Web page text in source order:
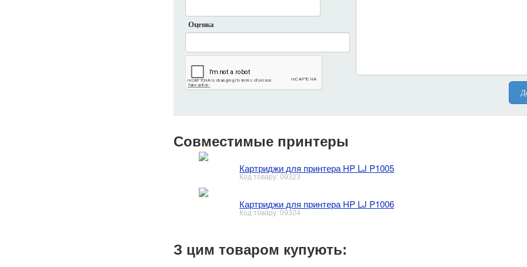
Оценка
Совместимые принтеры
Картриджи для принтера HP LJ P1005
Код товару: 09323
Картриджи для принтера HP LJ P1006
Код товару: 09324
З цим товаром купують: